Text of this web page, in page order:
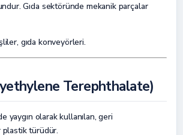
Gıda sektöründe mekanik parçalar
gıda konveyörleri.
Terephthalate)
yaygın olarak kullanılan, geri
türüdür.